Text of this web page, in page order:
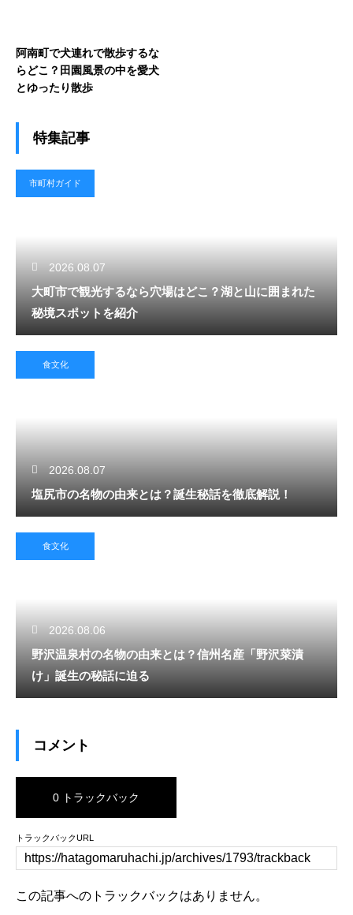
阿南町で犬連れで散歩するな
らどこ？田園風景の中を愛犬
とゆったり散歩
特集記事
市町村ガイド
2026.08.07
大町市で観光するなら穴場はどこ？湖と山に囲まれた
秘境スポットを紹介
食文化
2026.08.07
塩尻市の名物の由来とは？誕生秘話を徹底解説！
食文化
2026.08.06
野沢温泉村の名物の由来とは？信州名産「野沢菜漬
け」誕生の秘話に迫る
コメント
0 トラックバック
トラックバックURL
この記事へのトラックバックはありません。